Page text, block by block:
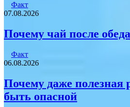
Факт
07.08.2026
Почему чай после
Факт
06.08.2026
Почему даже полезная
быть опасной